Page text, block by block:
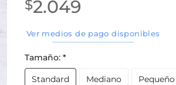
$2.049
Ver medios de pago disponibles
Tamaño: *
Standard Mediano Pequeño